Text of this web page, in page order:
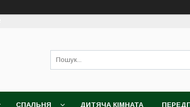
СПАЛЬНЯ ДИТЯЧА КІМНАТА